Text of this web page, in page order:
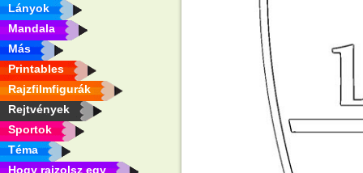
Lányok
Mandala
Más
Printables
Rajzfilmfigurák
Rejtvények
Sportok
Téma
Hogy rajzolsz egy